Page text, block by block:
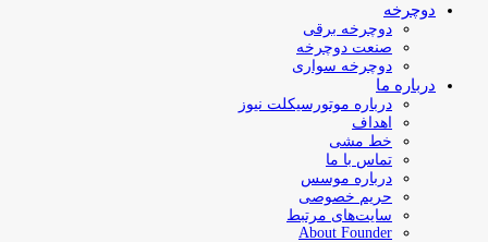
دوچرخه
دوچرخه برقی
صنعت دوچرخه
دوچرخه سواری
درباره ما
درباره موتورسیکلت نیوز
اهداف
خط مشی
تماس با ما
درباره موسس
حریم خصوصی
سایت‌های مرتبط
About Founder